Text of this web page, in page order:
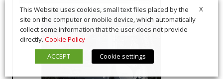
X
This Website uses cookies, small text files placed by the
site on the computer or mobile device, which automatically
collect some information that the user does not provide
directly. Cookie Policy
ACCEPT
Cookie settings